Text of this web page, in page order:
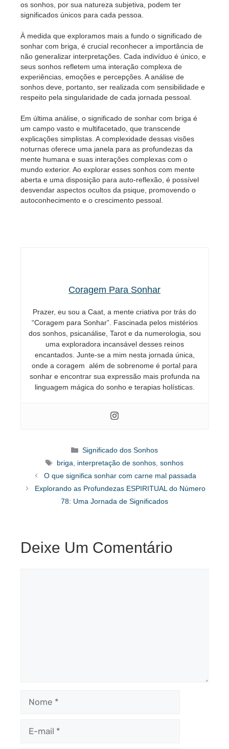
os sonhos, por sua natureza subjetiva, podem ter
significados únicos para cada pessoa.
À medida que exploramos mais a fundo o significado de
sonhar com briga, é crucial reconhecer a importância de
não generalizar interpretações. Cada indivíduo é único, e
seus sonhos refletem uma interação complexa de
experiências, emoções e percepções. A análise de
sonhos deve, portanto, ser realizada com sensibilidade e
respeito pela singularidade de cada jornada pessoal.
Em última análise, o significado de sonhar com briga é
um campo vasto e multifacetado, que transcende
explicações simplistas. A complexidade dessas visões
noturnas oferece uma janela para as profundezas da
mente humana e suas interações complexas com o
mundo exterior. Ao explorar esses sonhos com mente
aberta e uma disposição para auto-reflexão, é possível
desvendar aspectos ocultos da psique, promovendo o
autoconhecimento e o crescimento pessoal.
Coragem Para Sonhar
Prazer, eu sou a Caat, a mente criativa por trás do
“Coragem para Sonhar”. Fascinada pelos mistérios
dos sonhos, psicanálise, Tarot e da numerologia, sou
uma exploradora incansável desses reinos
encantados. Junte-se a mim nesta jornada única,
onde a coragem além de sobrenome é portal para
sonhar e encontrar sua expressão mais profunda na
linguagem mágica do sonho e terapias holísticas.
Categorias
Significado dos Sonhos
Tags
briga interpretação de sonhos ,sonhos
O que significa sonhar com carne mal passada
Explorando as Profundezas ESPIRITUAL do Número
78: Uma Jornada de Significados
Deixe Um Comentário
mail